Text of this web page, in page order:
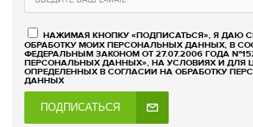
НАЖИМАЯ КНОПКУ «ПОДПИСАТЬСЯ», Я ДАЮ
ОБРАБОТКУ МОИХ ПЕРСОНАЛЬНЫХ ДАННЫХ, В
ФЕДЕРАЛЬНЫМ ЗАКОНОМ ОТ 27.07.2006 ГОДА
ПЕРСОНАЛЬНЫХ ДАННЫХ», НА УСЛОВИЯХ И ДЛЯ
ОПРЕДЕЛЕННЫХ В СОГЛАСИИ НА ОБРАБОТКУ
ДАННЫХ
ПОДПИСАТЬСЯ